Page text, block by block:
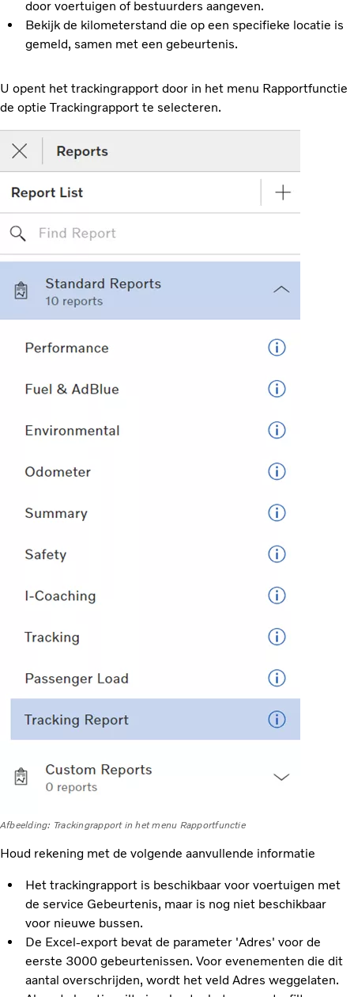
door voertuigen of bestuurders aangeven.
Bekijk de kilometerstand die op een specifieke locatie is
gemeld, samen met een gebeurtenis.
U opent het trackingrapport door in het menu Rapportfunctie
de optie Trackingrapport te selecteren.
Afbeelding: Trackingrapport in het menu Rapportfunctie
Houd rekening met de volgende aanvullende informatie
Het trackingrapport is beschikbaar voor voertuigen met
de service Gebeurtenis, maar is nog niet beschikbaar
voor nieuwe bussen.
De Excel-export bevat de parameter 'Adres' voor de
eerste 3000 gebeurtenissen. Voor evenementen die dit
aantal overschrijden, wordt het veld Adres weggelaten.